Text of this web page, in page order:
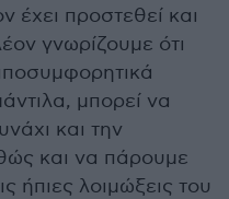
έχει προστεθεί και
γνωρίζουμε ότι
μπορεί να
και την
και να πάρουμε
ήπιες λοιμώξεις του